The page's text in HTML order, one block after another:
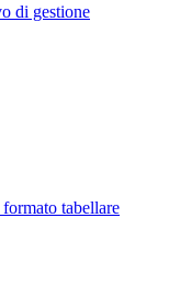
di gestione
tabellare